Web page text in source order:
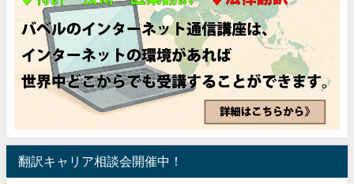
翻訳キャリア相談会開催中！